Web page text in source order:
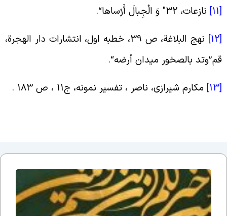
نازعات، 32″ وَ الْجِبالَ أَرْساها
“.
نهج البلاغة، ص 39، خطبه اول، انتشارات دار الهجرة،
بالصخور میدان أرضه“.
مکارم شیرازی، ناصر ، تفسیر نمونه، ج11 ، ص 183 .
دلایل
بر زنده
بودن